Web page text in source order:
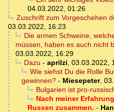
04.03.2022, 01:26
Zuschrift zum Vorgeschehen
03.03.2022, 16:23
Die armen Schweine,
müssen, haben es auch nicht
03.03.2022, 16:29
Dazu - aprilzi, 03.03.2022,
Wie siehst Du die Rolle
gewinnen? - Miesepeter,
Bulgarien ist pro-
Nach meiner
Russen zusammen. -